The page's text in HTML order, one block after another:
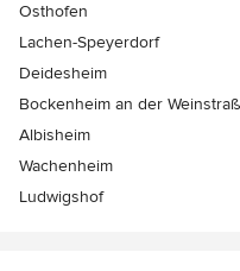
Osthofen
Lachen-Speyerdorf
Deidesheim
Bockenheim an der
Albisheim
Wachenheim
Ludwigshof